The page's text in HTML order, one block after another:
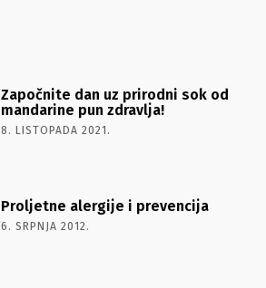
Započnite dan uz prirodni sok od
mandarine pun zdravlja!
8. LISTOPADA 2021.
Proljetne alergije i prevencija
6. SRPNJA 2012.